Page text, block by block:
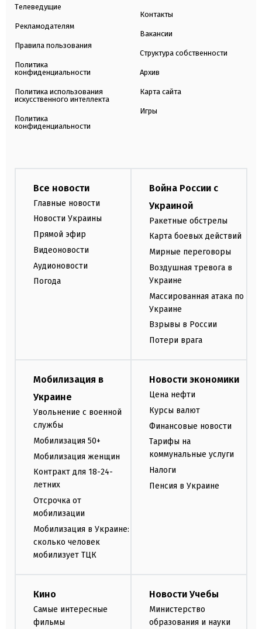
Телеведущие
Рекламодателям
Правила пользования
Политика
конфиденциальности
Политика использования
искусственного интеллекта
Политика
конфиденциальности
Контакты
Вакансии
Структура собственности
Архив
Карта сайта
Игры
Все новости
Главные новости
Новости Украины
Прямой эфир
Видеоновости
Аудионовости
Погода
Война России с
Украиной
Ракетные обстрелы
Карта боевых действий
Мирные переговоры
Воздушная тревога в
Украине
Массированная атака по
Украине
Взрывы в России
Потери врага
Мобилизация в
Украине
Увольнение с военной
службы
Мобилизация 50+
Мобилизация женщин
Контракт для 18-24-
летних
Отсрочка от
мобилизации
Мобилизация в Украине:
сколько человек
мобилизует ТЦК
Новости экономики
Цена нефти
Курсы валют
Финансовые новости
Тарифы на
коммунальные услуги
Налоги
Пенсия в Украине
Кино
Самые интересные
фильмы
Новости Учебы
Министерство
образования и науки